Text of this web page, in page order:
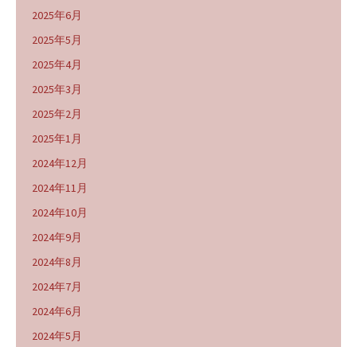
2025年6月
2025年5月
2025年4月
2025年3月
2025年2月
2025年1月
2024年12月
2024年11月
2024年10月
2024年9月
2024年8月
2024年7月
2024年6月
2024年5月